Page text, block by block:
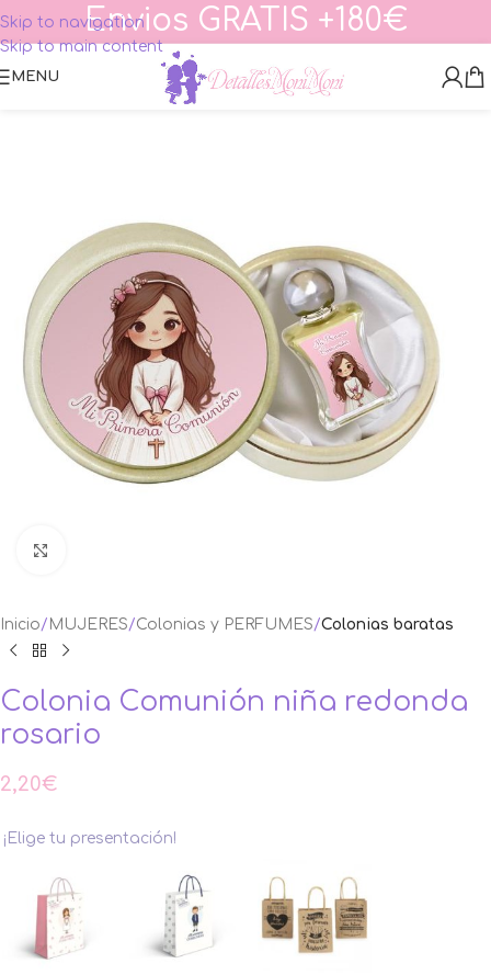
Skip to navigation
Skip to main content
Envios GRATIS +180€
MENU
Inicio MUJERES Colonias y PERFUMES Colonias baratas
Colonia Comunión niña redonda
rosario
2,20€
¡Elige tu presentación!